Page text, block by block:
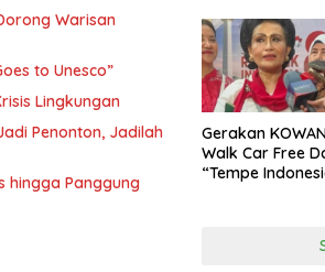
Warisan
to Unesco”
Lingkungan
Penonton, Jadilah
hingga Panggung
Gerakan
Walk Car Free
“Tempe